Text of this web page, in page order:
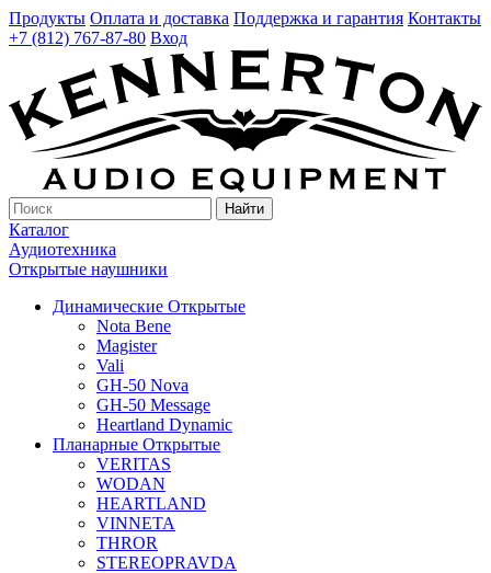
Продукты Оплата и доставка Поддержка и гарантия Контакты
+7 (812) 767-87-80 Вход
Найти
Каталог
Аудиотехника
Открытые наушники
Динамические Открытые
Nota Bene
Magister
Vali
GH-50 Nova
GH-50 Message
Heartland Dynamic
Планарные Открытые
VERITAS
WODAN
HEARTLAND
VINNETA
THROR
STEREOPRAVDA